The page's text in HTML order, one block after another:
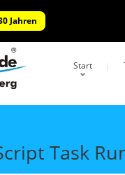
Jahren
Start
Task